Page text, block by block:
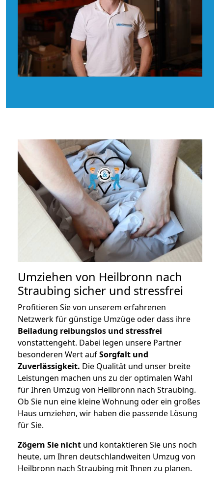
Umziehen von Heilbronn nach
Straubing sicher und stressfrei
Profitieren Sie von unserem erfahrenen
Netzwerk für günstige Umzüge oder dass ihre
Beiladung reibungslos und stressfrei
vonstattengeht. Dabei legen unsere Partner
besonderen Wert aufSorgfalt und
Zuverlässigkeit. Die Qualität und unser breite
Leistungen machen uns zu der optimalen Wahl
für Ihren Umzug von Heilbronn nach Straubing.
Ob Sie nun eine kleine Wohnung oder ein großes
Haus umziehen, wir haben die passende Lösung
für Sie.
Zögern Sie nicht und kontaktieren Sie uns noch
heute, um Ihren deutschlandweiten Umzug von
Heilbronn nach Straubing mit Ihnen zu planen.